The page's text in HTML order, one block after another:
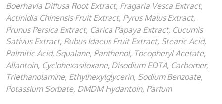
Boerhavia Diffusa Root Extract, Fragaria Vesca Extract,
Actinidia Chinensis Fruit Extract, Pyrus Malus Extract,
Prunus Persica Extract, Carica Papaya Extract, Cucumis
Sativus Extract, Rubus Idaeus Fruit Extract, Stearic Acid,
Palmitic Acid, Squalane, Panthenol, Tocopheryl Acetate,
Allantoin, Cyclohexasiloxane, Disodium EDTA, Carbomer,
Triethanolamine, Ethylhexylglycerin, Sodium Benzoate,
Potassium Sorbate, DMDM Hydantoin, Parfum